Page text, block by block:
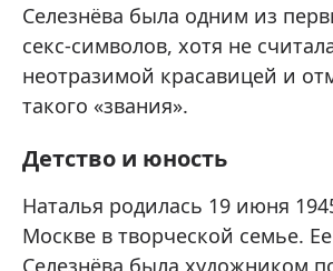
Селезнёва была одним из
секс-символов, хотя не
неотразимой красавицей и
такого «звания».
Детство и юность
Наталья родилась 19 июня
Москве в творческой семье.
Селезнёва была художником